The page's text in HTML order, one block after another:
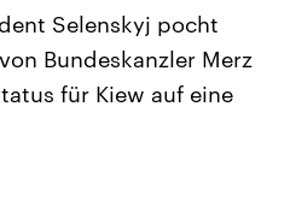
USA
Aktuelle Beiträge,
Selenskyj pocht
Bundeskanzler Merz
für Kiew auf eine